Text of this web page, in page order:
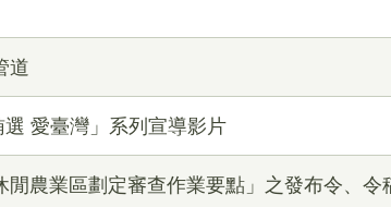
道
選 愛臺灣」系列宣導影片
閒農業區劃定審查作業要點」之發布令、令